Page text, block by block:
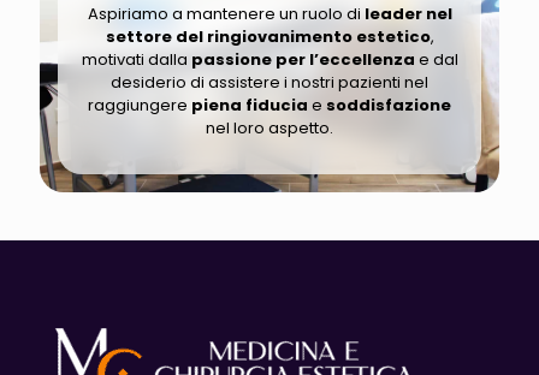
Aspiriamo a mantenere un ruolo di leader nel
settore del ringiovanimento estetico,
motivati dalla passione per l’eccellenza e dal
desiderio di assistere i nostri pazienti nel
raggiungere piena fiducia e soddisfazione
nel loro aspetto.